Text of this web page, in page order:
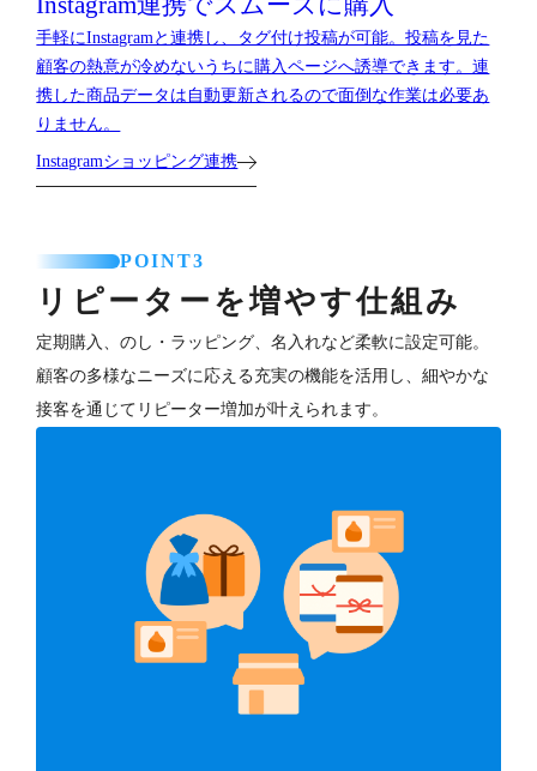
手軽にInstagramと連携し、タグ付け投稿が可能。投稿を見た
顧客の熱意が冷めないうちに購入ページへ誘導できます。連
携した商品データは自動更新されるので面倒な作業は必要あ
りません。
Instagramショッピング連携
POINT3
リピーターを増やす仕組み
定期購入、のし・ラッピング、名入れなど柔軟に設定可能。
顧客の多様なニーズに応える充実の機能を活用し、細やかな
接客を通じてリピーター増加が叶えられます。